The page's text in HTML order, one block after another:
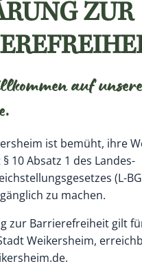
ZUR
auf
ist bemüht, ihre
10 Absatz 1 des Landes-
(L-
zu machen.
zur Barrierefreiheit gilt
Weikersheim,